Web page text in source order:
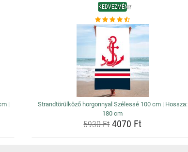
|
KEDVEZMÉNY
Strandtörülköző horgonnyal Szélessé 100 cm | Hossza:
180 cm
5930 Ft4070 Ft